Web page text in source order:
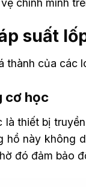
chính mình
suất
thành của các
cơ học
thiết bị
hồ này không
đó đảm bảo